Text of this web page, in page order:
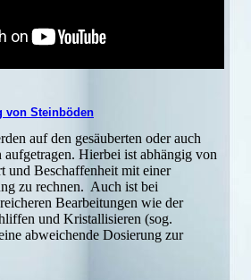
von Steinböden
auf den gesäuberten oder auch
aufgetragen. Hierbei ist abhängig von
und Beschaffenheit mit einer
zu rechnen. Auch ist bei
Bearbeitungen wie der
und Kristallisieren (sog.
abweichende Dosierung zur